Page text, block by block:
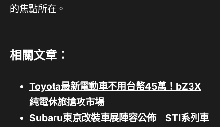
的焦點所在。
相關文章：
Toyota最新電動車不用台幣45萬！bZ3X
純電休旅搶攻市場
Subaru東京改裝車展陣容公佈 STI系列車